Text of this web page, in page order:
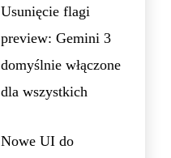
Usunięcie flagi
preview: Gemini 3
domyślnie włączone
dla wszystkich
Nowe UI do